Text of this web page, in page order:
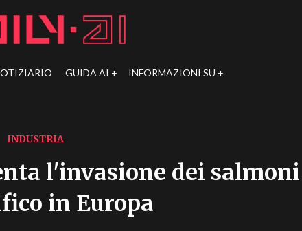
GUIDA AI INFORMAZIONI SU
INDUSTRIA
l'invasione dei salmoni
in Europa